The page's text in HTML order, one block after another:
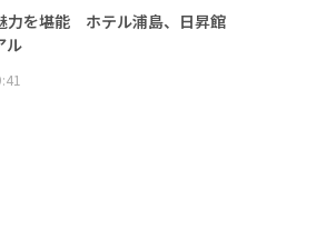
力を堪能 ホテル浦島、日昇館
ル